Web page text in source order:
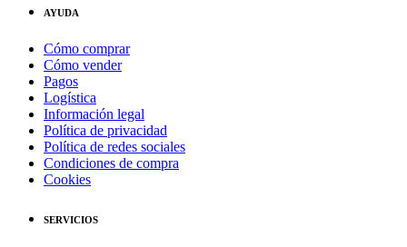
AYUDA
Cómo comprar
Cómo vender
Pagos
Logística
Información legal
Política de privacidad
Política de redes sociales
Condiciones de compra
Cookies
SERVICIOS